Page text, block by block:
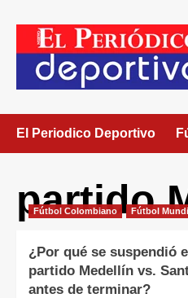
El Periodico Deportivo
partido
Fútbol Colombiano Fútbol
¿Por qué se suspendió
partido Medellín vs.
antes de terminar?